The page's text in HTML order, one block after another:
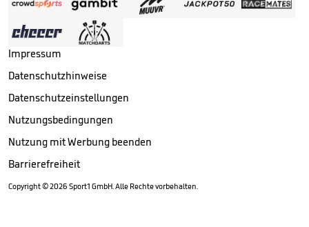
Impressum
Datenschutzhinweise
Datenschutzeinstellungen
Nutzungsbedingungen
Nutzung mit Werbung beenden
Barrierefreiheit
Copyright ©2026 Sport1 GmbH. Alle Rechte vorbehalten.